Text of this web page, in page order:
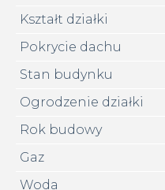
Kształt działki
Pokrycie dachu
Stan budynku
Ogrodzenie działki
Rok budowy
Gaz
Woda